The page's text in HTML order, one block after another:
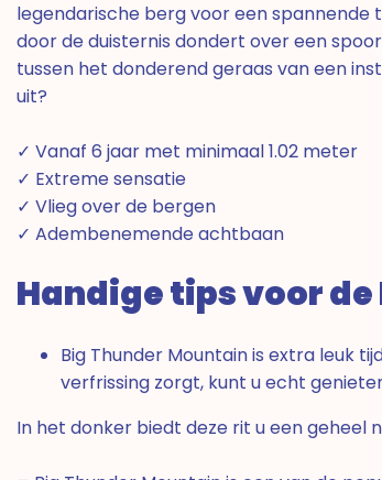
legendarische berg voor een spannende
door de duisternis dondert over een
tussen het donderend geraas van een
uit?
✓ Vanaf 6 jaar met minimaal 1.02 meter
✓ Extreme sensatie
✓ Vlieg over de bergen
✓ Adembenemende achtbaan
Handige tips voor
Big Thunder Mountain is extra leuk
verfrissing zorgt, kunt u echt
In het donker biedt deze rit u een geheel